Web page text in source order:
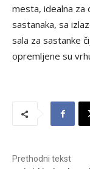
mesta, idealna za
sastanaka, sa
sala za sastanke
opremljene su
Prethodni tekst